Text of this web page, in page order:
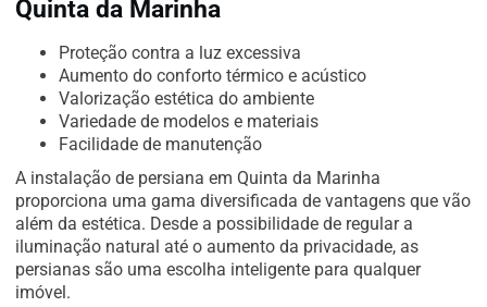
Quinta da Marinha
Proteção contra a luz excessiva
Aumento do conforto térmico e acústico
Valorização estética do ambiente
Variedade de modelos e materiais
Facilidade de manutenção
A instalação de persiana em Quinta da Marinha
proporciona uma gama diversificada de vantagens que vão
além da estética. Desde a possibilidade de regular a
iluminação natural até o aumento da privacidade, as
persianas são uma escolha inteligente para qualquer
imóvel.